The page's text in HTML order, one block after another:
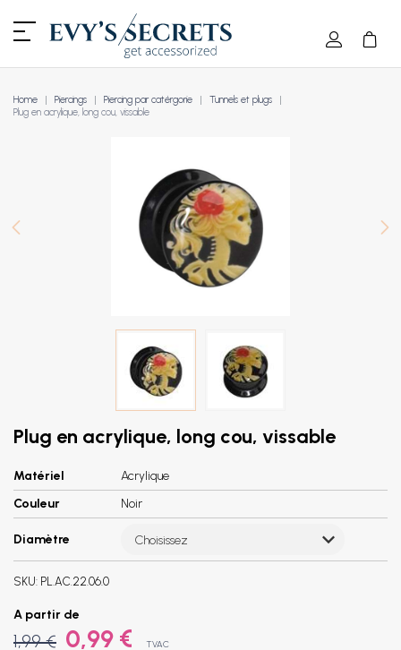
Home Piercings Piercing par catérgorie
Tunnels et plugs
Plug en acrylique, long cou, vissable
Plug en acrylique, long cou, vissable
Matériel
Acrylique
Couleur
Noir
Diamètre Choisissez
SKU: PL.AC.22.06.0
A partir de
1,99 € 0,99 € TVAC